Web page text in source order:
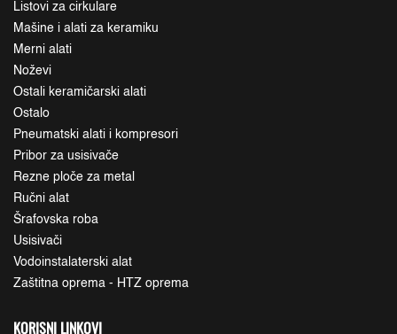
Listovi za cirkulare
Mašine i alati za keramiku
Merni alati
Noževi
Ostali keramičarski alati
Ostalo
Pneumatski alati i kompresori
Pribor za usisivače
Rezne ploče za metal
Ručni alat
Šrafovska roba
Usisivači
Vodoinstalaterski alat
Zaštitna oprema - HTZ oprema
KORISNI LINKOVI